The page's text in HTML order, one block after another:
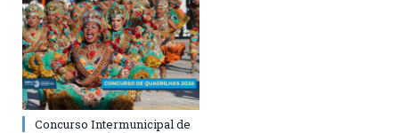
Concurso Intermunicipal de